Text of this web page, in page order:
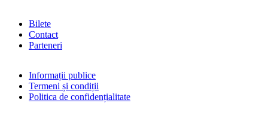
Bilete
Contact
Parteneri
Informații publice
Termeni și condiții
Politica de confidențialitate